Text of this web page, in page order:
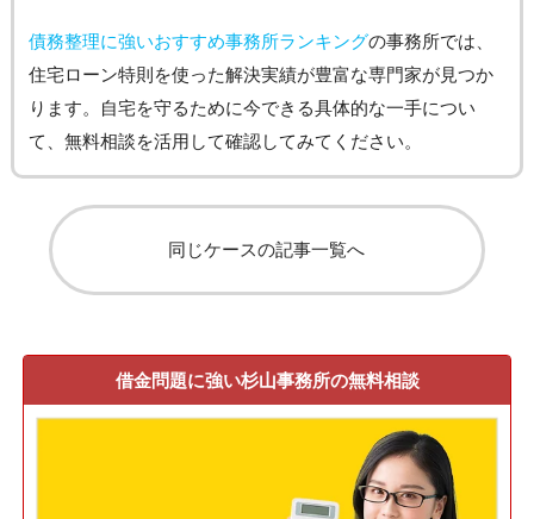
債務整理に強いおすすめ事務所ランキングの事務所では、
住宅ローン特則を使った解決実績が豊富な専門家が見つか
ります。自宅を守るために今できる具体的な一手につい
て、無料相談を活用して確認してみてください。
同じケースの記事一覧へ
借金問題に強い杉山事務所の無料相談